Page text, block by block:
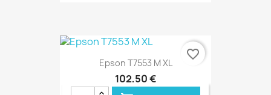
€ ONLINE
Epson T7553 M XL
102,50 €
favorite_border